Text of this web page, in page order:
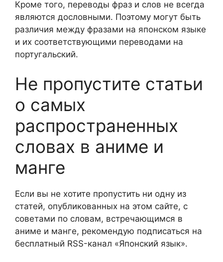
Кроме того, переводы фраз и слов не всегда
являются дословными. Поэтому могут быть
различия между фразами на японском языке
и их соответствующими переводами на
португальский.
Не пропустите статьи
о самых
распространенных
словах в аниме и
манге
Если вы не хотите пропустить ни одну из
статей, опубликованных на этом сайте, с
советами по словам, встречающимся в
аниме и манге, рекомендую подписаться на
бесплатный RSS-канал «Японский язык».